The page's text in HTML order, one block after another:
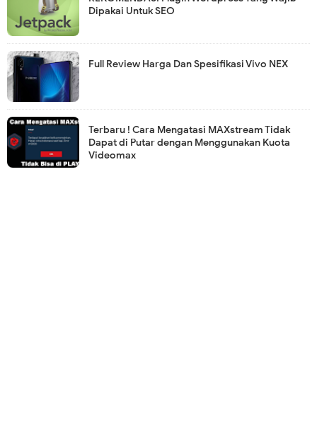
Dipakai Untuk SEO
Full Review Harga Dan Spesifikasi Vivo NEX
Terbaru ! Cara Mengatasi MAXstream Tidak
Dapat di Putar dengan Menggunakan Kuota
Videomax